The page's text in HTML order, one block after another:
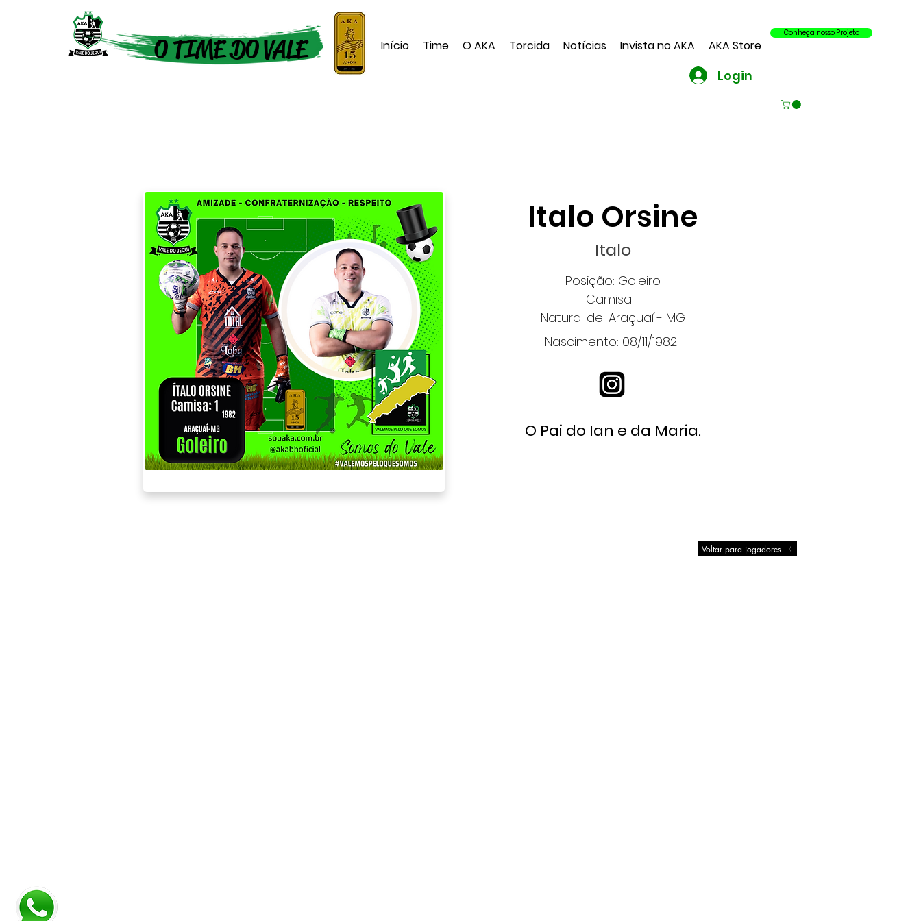
Início Time O AKA Torcida Notícias Invista no AKA AKA Store
O TIME DO VALE
Conheça nosso Projeto
Login
Italo Orsine
Italo
Posição: Goleiro
Camisa: 1
Natural de: Araçuaí - MG
Nascimento: 08/11/1982
O Pai do Ian e da Maria.
Voltar para jogadores